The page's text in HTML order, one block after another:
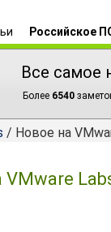
Российское
Все самое
Более 6540
/ Новое на